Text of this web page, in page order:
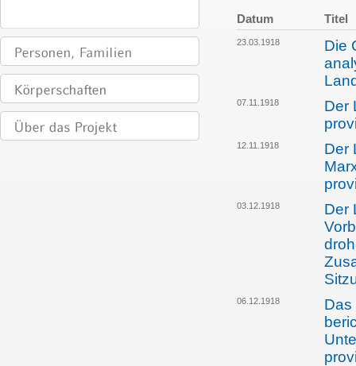
Datum Titel
23.03.1918
Die
07.11.1918
Der
12.11.1918
Der
03.12.1918
Der
06.12.1918
Das